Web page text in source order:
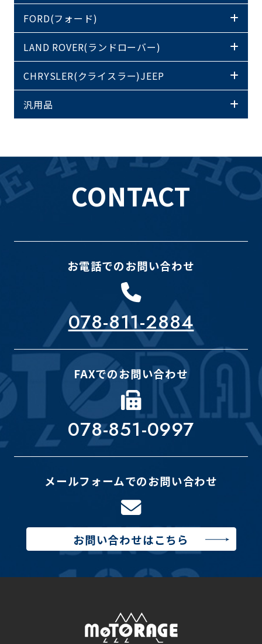
FORD(フォード)
LAND ROVER(ランドローバー)
CHRYSLER(クライスラー)JEEP
汎用品
CONTACT
お電話でのお問い合わせ
078-811-2884
FAXでのお問い合わせ
078-851-0997
メールフォームでのお問い合わせ
お問い合わせはこちら